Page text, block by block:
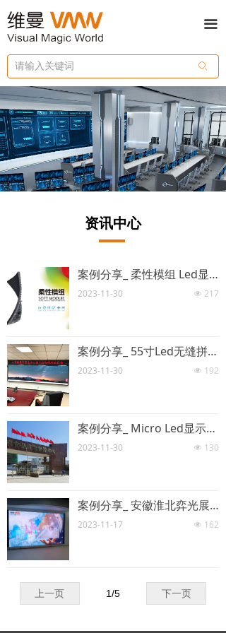
끀
ꄙ
资讯中心
案例分享_ 柔性模组 Led显示屏 室内户外
넶 217
2023-11-30
案例分享_ 55寸Led无缝拼接屏 案例分享
넶 192
2023-11-30
案例分享_ Micro Led显示屏P1.25 案例分享
넶 130
2023-11-30
案例分享_ 安徽淮北弈光展厅项目 多媒体设备项目
넶 162
2023-11-17
上一页 下一页
1/5